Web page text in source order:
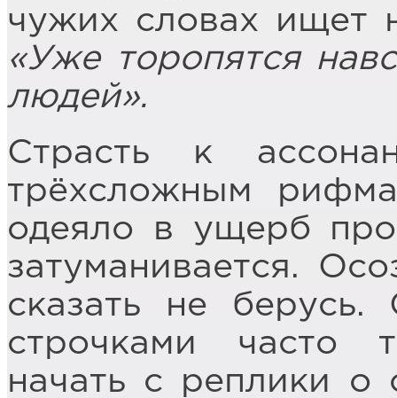
чужих словах ищет
«Уже торопятся
людей».
Страсть к
трёхсложным
одеяло в ущерб
затуманивается.
сказать не
строчками часто
начать с реплики о